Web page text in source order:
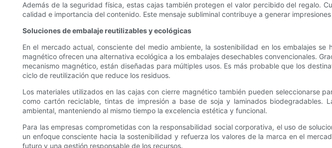
Además de la seguridad física, estas cajas también protegen el valor percibido del regalo.
calidad e importancia del contenido. Este mensaje subliminal contribuye a generar
Soluciones de embalaje reutilizables y ecológicas
En el mercado actual, consciente del medio ambiente, la sostenibilidad en los embalajes
magnético ofrecen una alternativa ecológica a los embalajes desechables convencionales.
mecanismo magnético, están diseñadas para múltiples usos. Es más probable que los
ciclo de reutilización que reduce los residuos.
Los materiales utilizados en las cajas con cierre magnético también pueden seleccionarse
como cartón reciclable, tintas de impresión a base de soja y laminados
ambiental, manteniendo al mismo tiempo la excelencia estética y funcional.
Para las empresas comprometidas con la responsabilidad social corporativa, el uso de
un enfoque consciente hacia la sostenibilidad y refuerza los valores de la marca en el
futuro y una gestión responsable de los recursos.